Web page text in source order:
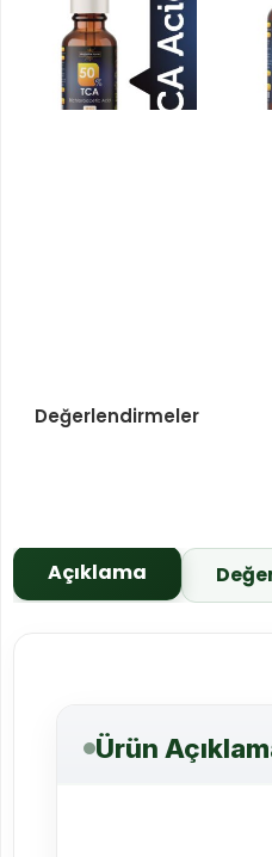
Değerlendirmeler
Açıklama
Ürün